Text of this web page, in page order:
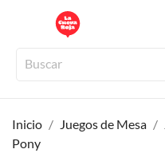
Inicio Juegos de Mesa
Pony